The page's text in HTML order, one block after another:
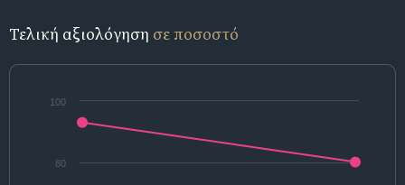
Τελική αξιολόγηση σε ποσοστό
80
100